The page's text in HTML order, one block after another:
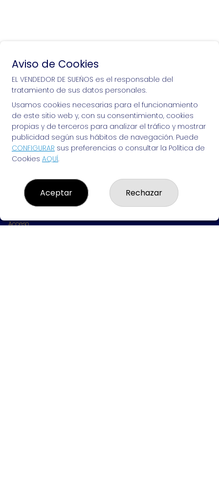
Si puedes soñarlo, puedes hacerlo, ¡mucha
suerte!
EL VENDEDOR DE SUEÑOS
¿Quiénes somos?
Resultados
Contacto
Empresas
Acceso
Aviso de Cookies
EL VENDEDOR DE SUEÑOS es el responsable del
tratamiento de sus datos personales.
Usamos cookies necesarias para el funcionamiento
de este sitio web y, con su consentimiento, cookies
propias y de terceros para analizar el tráfico y mostrar
publicidad según sus hábitos de navegación. Puede
CONFIGURAR sus preferencias o consultar la Política de
Cookies AQUÍ.
Aceptar Rechazar